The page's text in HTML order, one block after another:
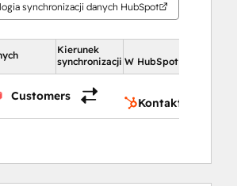
synchronizacji danych HubSpot
Kierunek
synchronizacji W HubSpot
Customers
Kontakty